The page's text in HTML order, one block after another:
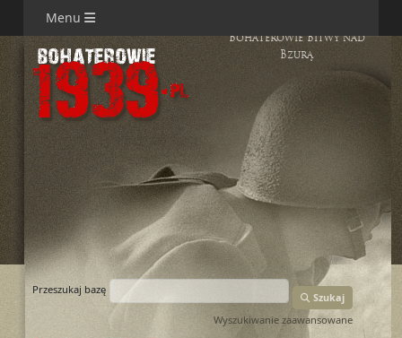
Menu
Bohaterowie Bitwy nad
Bzurą
Przeszukaj bazę
Szukaj
Wyszukiwanie zaawansowane